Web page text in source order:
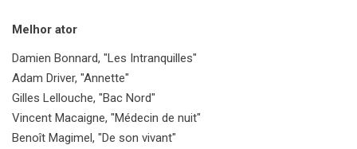
Melhor ator
Damien Bonnard, "Les Intranquilles"
Adam Driver, "Annette"
Gilles Lellouche, "Bac Nord"
Vincent Macaigne, "Médecin de nuit"
Benoît Magimel, "De son vivant"